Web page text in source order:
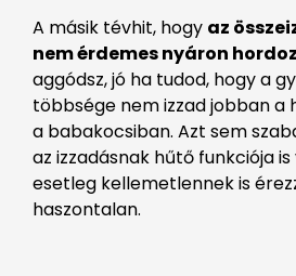
A másik tévhit, hogy az
nem érdemes nyáron
aggódsz, jó ha tudod, hogy a
többsége nem izzad jobban a
a babakocsiban. Azt sem
az izzadásnak hűtő funkciója
esetleg kellemetlennek is
haszontalan.